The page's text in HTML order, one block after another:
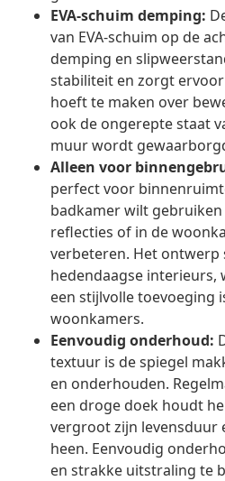
EVA-schuim demping:
van EVA-schuim op de
demping en
stabiliteit en zorgt
hoeft te maken over
ook de ongerepte staat
muur wordt
Alleen voor
perfect voor
badkamer wilt
reflecties of in de
verbeteren. Het ontwerp
hedendaagse interieurs,
een stijlvolle toevoeging
woonkamers.
Eenvoudig onderhoud:
textuur is de spiegel
en onderhouden.
een droge doek houdt
vergroot zijn levensduur
heen. Eenvoudig
en strakke uitstraling te